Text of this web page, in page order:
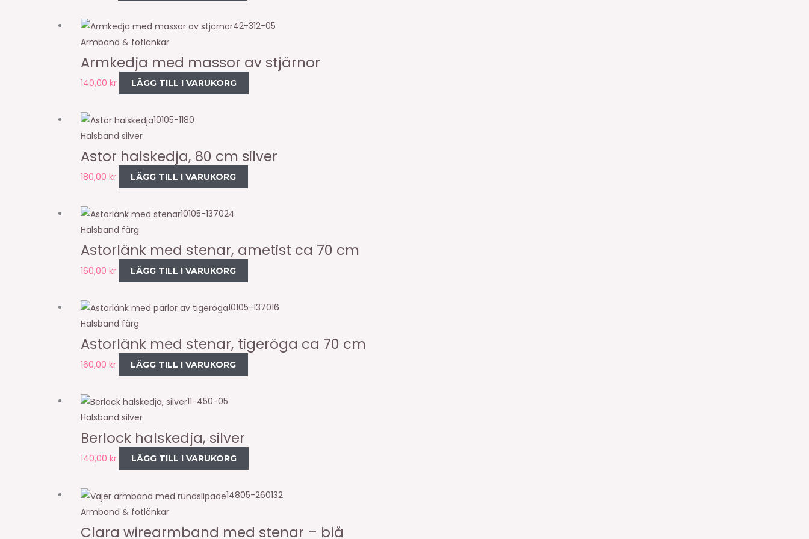
42-312-05
Armband & fotlänkar
Armkedja med massor av stjärnor
140,00 kr LÄGG TILL I VARUKORG
10105-1180
Halsband silver
Astor halskedja, 80 cm silver
180,00 kr LÄGG TILL I VARUKORG
10105-137024
Halsband färg
Astorlänk med stenar, ametist ca 70 cm
160,00 kr LÄGG TILL I VARUKORG
10105-137016
Halsband färg
Astorlänk med stenar, tigeröga ca 70 cm
160,00 kr LÄGG TILL I VARUKORG
11-450-05
Halsband silver
Berlock halskedja, silver
140,00 kr LÄGG TILL I VARUKORG
14805-260132
Armband & fotlänkar
Clara wirearmband med stenar – blå